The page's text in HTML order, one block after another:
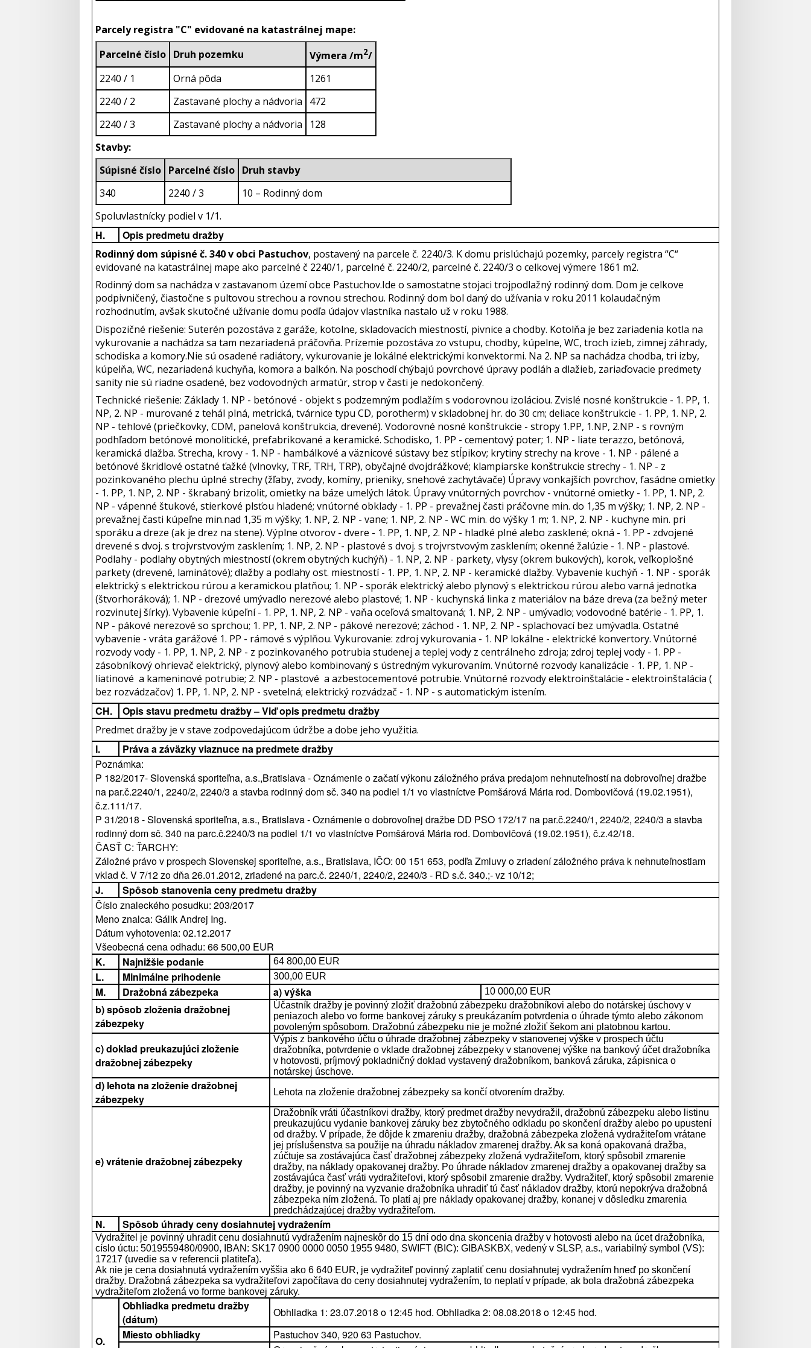
Parcely registra "C" evidované na katastrálnej mape:
Parcelné číslo Druh pozemku Výmera /m2/
2240 / 1
Orná pôda
1261
2240 / 2
Zastavané plochy a nádvoria
472
2240 / 3
Zastavané plochy a nádvoria
128
Stavby:
Súpisné číslo Parcelné číslo Druh stavby
340
2240 / 3
10 – Rodinný dom
Spoluvlastnícky podiel v 1/1.
H. Opis predmetu dražby
Rodinný dom súpisné č. 340 v obci Pastuchov, postavený na parcele č. 2240/3. K domu prislúchajú pozemky, parcely registra “C“
evidované na katastrálnej mape ako parcelné č 2240/1, parcelné č. 2240/2, parcelné č. 2240/3 o celkovej výmere 1861 m2.
Rodinný dom sa nachádza v zastavanom území obce Pastuchov.Ide o samostatne stojaci trojpodlažný rodinný dom. Dom je celkove
podpivničený, čiastočne s pultovou strechou a rovnou strechou. Rodinný dom bol daný do užívania v roku 2011 kolaudačným
rozhodnutím, avšak skutočné užívanie domu podľa údajov vlastníka nastalo už v roku 1988.
Dispozičné riešenie: Suterén pozostáva z garáže, kotolne, skladovacích miestností, pivnice a chodby. Kotolňa je bez zariadenia kotla na
vykurovanie a nachádza sa tam nezariadená práčovňa. Prízemie pozostáva zo vstupu, chodby, kúpelne, WC, troch izieb, zimnej záhrady,
schodiska a komory.Nie sú osadené radiátory, vykurovanie je lokálné elektrickými konvektormi. Na 2. NP sa nachádza chodba, tri izby,
kúpelňa, WC, nezariadená kuchyňa, komora a balkón. Na poschodí chýbajú povrchové úpravy podláh a dlažieb, zariaďovacie predmety
sanity nie sú riadne osadené, bez vodovodných armatúr, strop v časti je nedokončený.
Technické riešenie: Základy 1. NP - betónové - objekt s podzemným podlažím s vodorovnou izoláciou. Zvislé nosné konštrukcie - 1. PP, 1.
NP, 2. NP - murované z tehál plná, metrická, tvárnice typu CD, porotherm) v skladobnej hr. do 30 cm; deliace konštrukcie - 1. PP, 1. NP, 2.
NP - tehlové (priečkovky, CDM, panelová konštrukcia, drevené). Vodorovné nosné konštrukcie - stropy 1.PP, 1.NP, 2.NP - s rovným
podhľadom betónové monolitické, prefabrikované a keramické. Schodisko, 1. PP - cementový poter; 1. NP - liate terazzo, betónová,
keramická dlažba. Strecha, krovy - 1. NP - hambálkové a väznicové sústavy bez stĺpikov; krytiny strechy na krove - 1. NP - pálené a
betónové škridlové ostatné ťažké (vlnovky, TRF, TRH, TRP), obyčajné dvojdrážkové; klampiarske konštrukcie strechy - 1. NP - z
pozinkovaného plechu úplné strechy (žľaby, zvody, komíny, prieniky, snehové zachytávače) Úpravy vonkajších povrchov, fasádne omietky
- 1. PP, 1. NP, 2. NP - škrabaný brizolit, omietky na báze umelých látok. Úpravy vnútorných povrchov - vnútorné omietky - 1. PP, 1. NP, 2.
NP - vápenné štukové, stierkové plsťou hladené; vnútorné obklady - 1. PP - prevažnej časti práčovne min. do 1,35 m výšky; 1. NP, 2. NP -
prevažnej časti kúpeľne min.nad 1,35 m výšky; 1. NP, 2. NP - vane; 1. NP, 2. NP - WC min. do výšky 1 m; 1. NP, 2. NP - kuchyne min. pri
sporáku a dreze (ak je drez na stene). Výplne otvorov - dvere - 1. PP, 1. NP, 2. NP - hladké plné alebo zasklené; okná - 1. PP - zdvojené
drevené s dvoj. s trojvrstvovým zasklením; 1. NP, 2. NP - plastové s dvoj. s trojvrstvovým zasklením; okenné žalúzie - 1. NP - plastové.
Podlahy - podlahy obytných miestností (okrem obytných kuchýň) - 1. NP, 2. NP - parkety, vlysy (okrem bukových), korok, veľkoplošné
parkety (drevené, laminátové); dlažby a podlahy ost. miestností - 1. PP, 1. NP, 2. NP - keramické dlažby. Vybavenie kuchýň - 1. NP - sporák
elektrický s elektrickou rúrou a keramickou platňou; 1. NP - sporák elektrický alebo plynový s elektrickou rúrou alebo varná jednotka
(štvorhoráková); 1. NP - drezové umývadlo nerezové alebo plastové; 1. NP - kuchynská linka z materiálov na báze dreva (za bežný meter
rozvinutej šírky). Vybavenie kúpeľní - 1. PP, 1. NP, 2. NP - vaňa oceľová smaltovaná; 1. NP, 2. NP - umývadlo; vodovodné batérie - 1. PP, 1.
NP - pákové nerezové so sprchou; 1. PP, 1. NP, 2. NP - pákové nerezové; záchod - 1. NP, 2. NP - splachovací bez umývadla. Ostatné
vybavenie - vráta garážové 1. PP - rámové s výplňou. Vykurovanie: zdroj vykurovania - 1. NP lokálne - elektrické konvertory. Vnútorné
rozvody vody - 1. PP, 1. NP, 2. NP - z pozinkovaného potrubia studenej a teplej vody z centrálneho zdroja; zdroj teplej vody - 1. PP -
zásobníkový ohrievač elektrický, plynový alebo kombinovaný s ústredným vykurovaním. Vnútorné rozvody kanalizácie - 1. PP, 1. NP -
liatinové a kameninové potrubie; 2. NP - plastové a azbestocementové potrubie. Vnútorné rozvody elektroinštalácie - elektroinštalácia (
bez rozvádzačov) 1. PP, 1. NP, 2. NP - svetelná; elektrický rozvádzač - 1. NP - s automatickým istením.
CH. Opis stavu predmetu dražby – Viď opis predmetu dražby
Predmet dražby je v stave zodpovedajúcom údržbe a dobe jeho využitia.
I.
Práva a záväzky viaznuce na predmete dražby
Poznámka:
P 182/2017- Slovenská sporiteľna, a.s.,Bratislava - Oznámenie o začatí výkonu záložného práva predajom nehnuteľností na dobrovoľnej dražbe
na par.č.2240/1, 2240/2, 2240/3 a stavba rodinný dom sč. 340 na podiel 1/1 vo vlastníctve Pomšárová Mária rod. Dombovičová (19.02.1951),
č.z.111/17.
P 31/2018 - Slovenská sporiteľna, a.s., Bratislava - Oznámenie o dobrovoľnej dražbe DD PSO 172/17 na par.č.2240/1, 2240/2, 2240/3 a stavba
rodinný dom sč. 340 na parc.č.2240/3 na podiel 1/1 vo vlastníctve Pomšárová Mária rod. Dombovičová (19.02.1951), č.z.42/18.
ČASŤ C: ŤARCHY:
Záložné právo v prospech Slovenskej sporiteľne, a.s., Bratislava, IČO: 00 151 653, podľa Zmluvy o zriadení záložného práva k nehnuteľnostiam
vklad č. V 7/12 zo dňa 26.01.2012, zriadené na parc.č. 2240/1, 2240/2, 2240/3 - RD s.č. 340.;- vz 10/12;
J.
Spôsob stanovenia ceny predmetu dražby
Číslo znaleckého posudku: 203/2017
Meno znalca: Gálik Andrej Ing.
Dátum vyhotovenia: 02.12.2017
Všeobecná cena odhadu: 66 500,00 EUR
K.
Najnižšie podanie 64 800,00 EUR
L. Minimálne prihodenie 300,00 EUR
M. Dražobná zábezpeka a) výška 10 000,00 EUR
b) spôsob zloženia dražobnej
zábezpeky
Účastník dražby je povinný zložiť dražobnú zábezpeku dražobníkovi alebo do notárskej úschovy v
peniazoch alebo vo forme bankovej záruky s preukázaním potvrdenia o úhrade týmto alebo zákonom
povoleným spôsobom. Dražobnú zábezpeku nie je možné zložiť šekom ani platobnou kartou.
c) doklad preukazujúci zloženie
dražobnej zábezpeky
Výpis z bankového účtu o úhrade dražobnej zábezpeky v stanovenej výške v prospech účtu
dražobníka, potvrdenie o vklade dražobnej zábezpeky v stanovenej výške na bankový účet dražobníka
v hotovosti, príjmový pokladničný doklad vystavený dražobníkom, banková záruka, zápisnica o
notárskej úschove.
d) lehota na zloženie dražobnej
zábezpeky
Lehota na zloženie dražobnej zábezpeky sa končí otvorením dražby.
e) vrátenie dražobnej zábezpeky
Dražobník vráti účastníkovi dražby, ktorý predmet dražby nevydražil, dražobnú zábezpeku alebo listinu
preukazujúcu vydanie bankovej záruky bez zbytočného odkladu po skončení dražby alebo po upustení
od dražby. V prípade, že dôjde k zmareniu dražby, dražobná zábezpeka zložená vydražiteľom vrátane
jej príslušenstva sa použije na úhradu nákladov zmarenej dražby. Ak sa koná opakovaná dražba,
zúčtuje sa zostávajúca časť dražobnej zábezpeky zložená vydražiteľom, ktorý spôsobil zmarenie
dražby, na náklady opakovanej dražby. Po úhrade nákladov zmarenej dražby a opakovanej dražby sa
zostávajúca časť vráti vydražiteľovi, ktorý spôsobil zmarenie dražby. Vydražiteľ, ktorý spôsobil zmarenie
dražby, je povinný na vyzvanie dražobníka uhradiť tú časť nákladov dražby, ktorú nepokrýva dražobná
zábezpeka ním zložená. To platí aj pre náklady opakovanej dražby, konanej v dôsledku zmarenia
predchádzajúcej dražby vydražiteľom.
N. Spôsob úhrady ceny dosiahnutej vydražením
Vydražitel je povinný uhradit cenu dosiahnutú vydražením najneskôr do 15 dní odo dna skoncenia dražby v hotovosti alebo na úcet dražobníka,
císlo úctu: 5019559480/0900, IBAN: SK17 0900 0000 0050 1955 9480, SWIFT (BIC): GIBASKBX, vedený v SLSP, a.s., variabilný symbol (VS):
17217 (uvedie sa v referencii platiteľa).
Ak nie je cena dosiahnutá vydražením vyššia ako 6 640 EUR, je vydražiteľ povinný zaplatiť cenu dosiahnutej vydražením hneď po skončení
dražby. Dražobná zábezpeka sa vydražiteľovi započítava do ceny dosiahnutej vydražením, to neplatí v prípade, ak bola dražobná zábezpeka
vydražiteľom zložená vo forme bankovej záruky.
O.
Obhliadka predmetu dražby
(dátum)
Obhliadka 1: 23.07.2018 o 12:45 hod. Obhliadka 2: 08.08.2018 o 12:45 hod.
Miesto obhliadky
Pastuchov 340, 920 63 Pastuchov.